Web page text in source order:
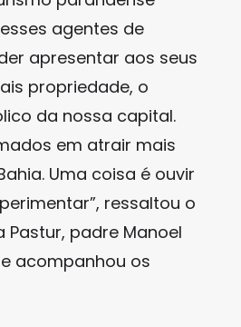
agentes de
apresentar aos seus
propriedade, o
da nossa capital.
em atrair mais
Uma coisa é ouvir
ressaltou o
padre Manoel
acompanhou os